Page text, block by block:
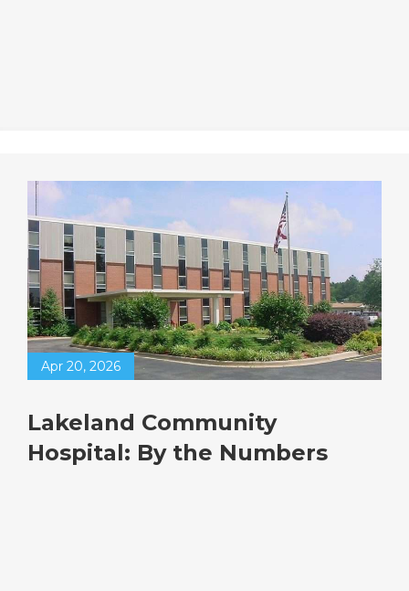
Apr 20, 2026
Lakeland Community
Hospital: By the Numbers